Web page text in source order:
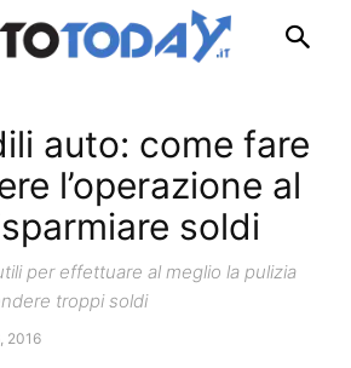
auto: come fare
l’operazione al
soldi
per effettuare al meglio la pulizia
troppi soldi
2016